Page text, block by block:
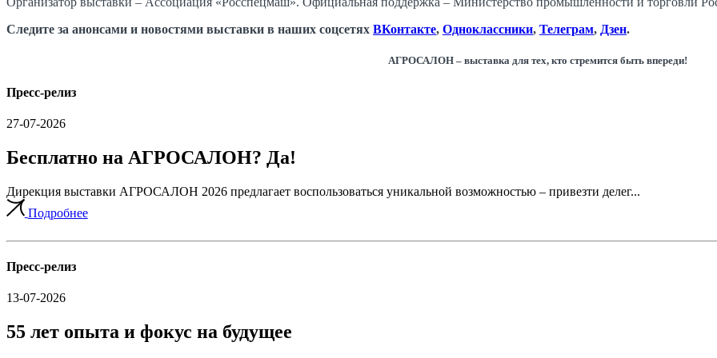
Следите за анонсами и новостями выставки в наших соцсетях ВКонтакте, Одноклассники, Телеграм, Дзен.
АГРОСАЛОН – выставка для тех, кто стремится быть впереди!
Пресс-релиз
27-07-2026
Бесплатно на АГРОСАЛОН? Да!
Дирекция выставки АГРОСАЛОН 2026 предлагает воспользоваться уникальной возможностью – привезти делег...
Подробнее
Пресс-релиз
13-07-2026
55 лет опыта и фокус на будущее